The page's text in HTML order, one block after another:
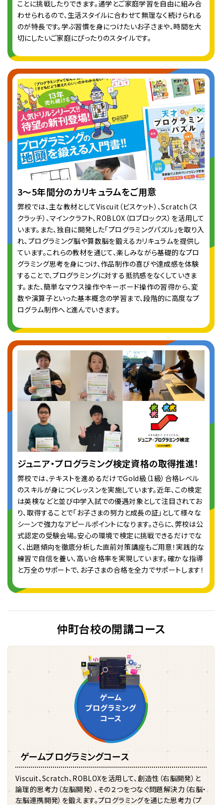
ことに挑戦したりできます。通学とご家庭学習を自由に組み合
わせられるので、生活スタイルに合わせて無理なく続けられる
のが特長です。学ぶ習慣を身につけたいお子さまや、時間を大
切にしたいご家庭にぴったりのスタイルです。
3～5年間分のカリキュラムをご用意
弊校では、主な教材としてViscuit（ビスケット）、Scratch（ス
クラッチ）、マインクラフト、ROBLOX（ロブロックス）を活用して
います。また、独自に開発した「プログラミングパズル」を取り入
れ、プログラミング脳や算数脳を鍛えるカリキュラムを提供し
ています。これらの教材を通じて、楽しみながら基礎的なプロ
グラミング思考を身につけ、作品制作の喜びや達成感を体験
することで、プログラミングに対する抵抗感をなくしていきま
す。また、簡単なマウス操作やキーボード操作の習得から、変
数や演算子といった基本概念の学習まで、段階的に高度なプ
ログラム制作へと進んでいきます。
ジュニア・プログラミング検定資格の取得推進！
弊校では、テキストを進めるだけでGold級（1級）合格レベル
のスキルが身につくレッスンを実施しています。近年、この検定
は英検などと並び中学入試での優遇対象として注目されてお
り、取得することで「お子さまの努力と成長の証」として様々な
シーンで強力なアピールポイントになります。さらに、弊校は公
式認定の受験会場。安心の環境で検定に挑戦できるだけでな
く、出題傾向を徹底分析した直前対策講座もご用意！実践的な
練習で自信を養い、高い合格率を実現しています。確かな指導
と万全のサポートで、お子さまの合格を全力でサポートします！
仲町台校の開講コース
ゲームプログラミングコース
Viscuit、Scratch、ROBLOXを活用して、創造性（右脳開発）と
論理的思考力（左脳開発）、その２つをつなぐ問題解決力（右脳・
左脳連携開発）を鍛えます。プログラミングを通じた思考力（プ